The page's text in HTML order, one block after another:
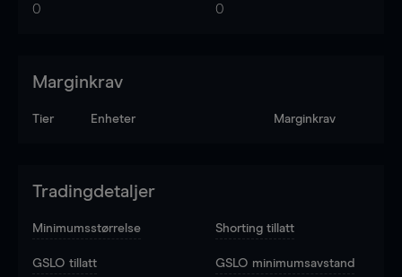
0 0
Marginkrav
Tier Enheter Marginkrav
Tradingdetaljer
Minimumsstørrelse Shorting tillatt
GSLO tillatt GSLO minimumsavstand